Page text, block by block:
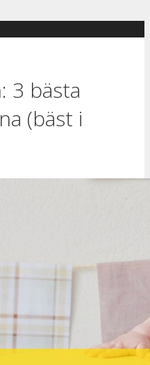
3 bästa
(bäst i